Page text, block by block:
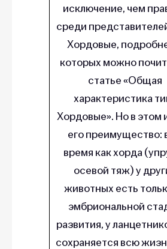
исключение, чем
среди
Хордовые,
которых можно
статье «Общая
характеристика
Хордовые». Но в этом
его преимущество:
время как хорда
осевой тяж) у
животных есть
эмбриональной
развития, у
сохраняется всю